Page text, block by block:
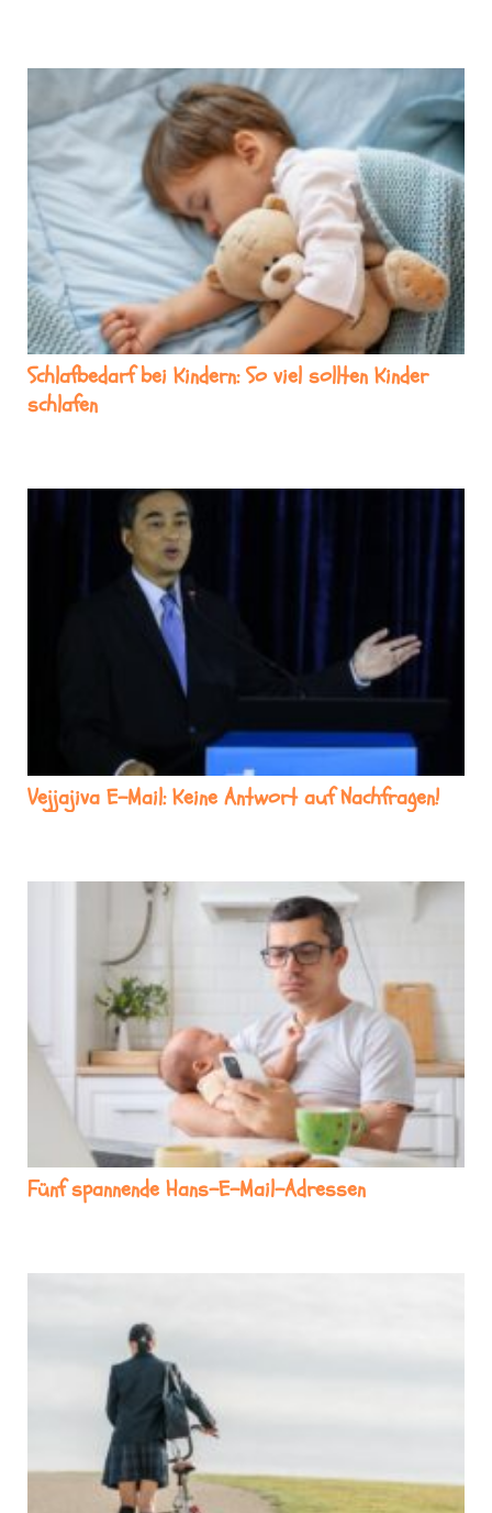
Schlafbedarf bei Kindern: So viel sollten Kinder
schlafen
Vejjajiva E-Mail: Keine Antwort auf Nachfragen!
Fünf spannende Hans-E-Mail-Adressen